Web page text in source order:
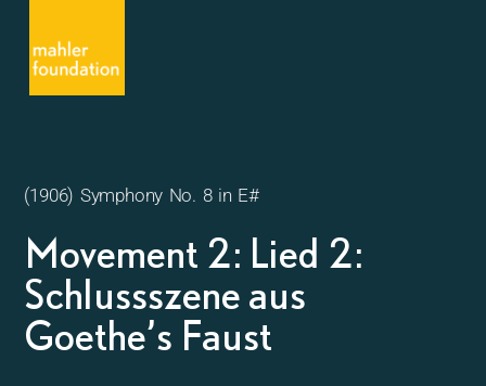
(1906) Symphony No. 8 in E#
Movement 2: Lied 2:
Schlussszene aus
Goethe’s Faust